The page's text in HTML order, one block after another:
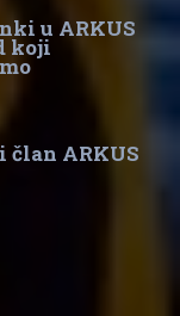
u ARKUS
koji
ARKUS